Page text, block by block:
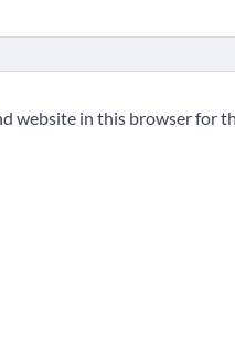
website in this browser for